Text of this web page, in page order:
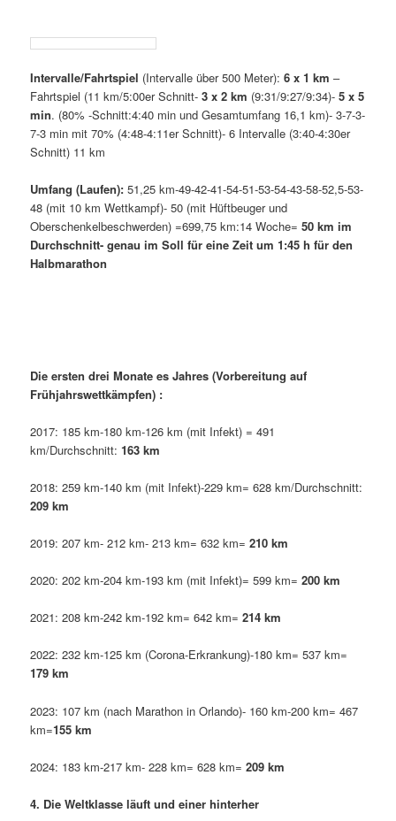
Intervalle/Fahrtspiel (Intervalle über 500 Meter):6 x 1 km –
Fahrtspiel (11 km/5:00er Schnitt-3 x 2 km (9:31/9:27/9:34)-5 x 5
min. (80% -Schnitt:4:40 min und Gesamtumfang 16,1 km)- 3-7-3-
7-3 min mit 70% (4:48-4:11er Schnitt)- 6 Intervalle (3:40-4:30er
Schnitt) 11 km
Umfang (Laufen):51,25 km-49-42-41-54-51-53-54-43-58-52,5-53-
48 (mit 10 km Wettkampf)- 50 (mit Hüftbeuger und
Oberschenkelbeschwerden) =699,75 km:14 Woche=50 km im
Durchschnitt- genau im Soll für eine Zeit um 1:45 h für den
Halbmarathon
Die ersten drei Monate es Jahres (Vorbereitung auf
Frühjahrswettkämpfen) :
2017: 185 km-180 km-126 km (mit Infekt) = 491
km/Durchschnitt:163 km
2018: 259 km-140 km (mit Infekt)-229 km= 628 km/Durchschnitt:
209 km
2019: 207 km- 212 km- 213 km= 632 km=210 km
2020: 202 km-204 km-193 km (mit Infekt)= 599 km= 200 km
2021: 208 km-242 km-192 km= 642 km=214 km
2022: 232 km-125 km (Corona-Erkrankung)-180 km= 537 km=
179 km
2023: 107 km (nach Marathon in Orlando)- 160 km-200 km= 467
km=155 km
2024: 183 km-217 km- 228 km= 628 km=209 km
4. Die Weltklasse läuft und einer hinterher